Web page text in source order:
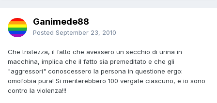
Ganimede88
Posted September 23, 2010
Che tristezza, il fatto che avessero un secchio di urina in
macchina, implica che il fatto sia premeditato e che gli
"aggressori" conoscessero la persona in questione ergo:
omofobia pura! Si meriterebbero 100 vergate ciascuno, e io sono
contro la violenza!!!